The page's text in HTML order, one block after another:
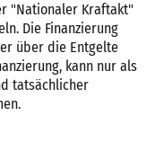
"Nationaler Kraftakt"
Die Finanzierung
über die Entgelte
kann nur als
tatsächlicher